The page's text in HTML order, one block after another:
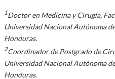
1Doctor en Medicina y Cirugía,
Universidad Nacional Autónoma
Honduras.
2Coordinador de Postgrado de
Universidad Nacional Autónoma
Honduras.